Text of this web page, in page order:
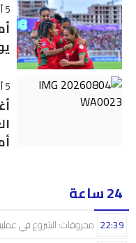
5 أغسطس 2026 - 15:02
5 أغسطس 2026 - 10:39
24 ساعة
محروقات: الشروع في 22:39